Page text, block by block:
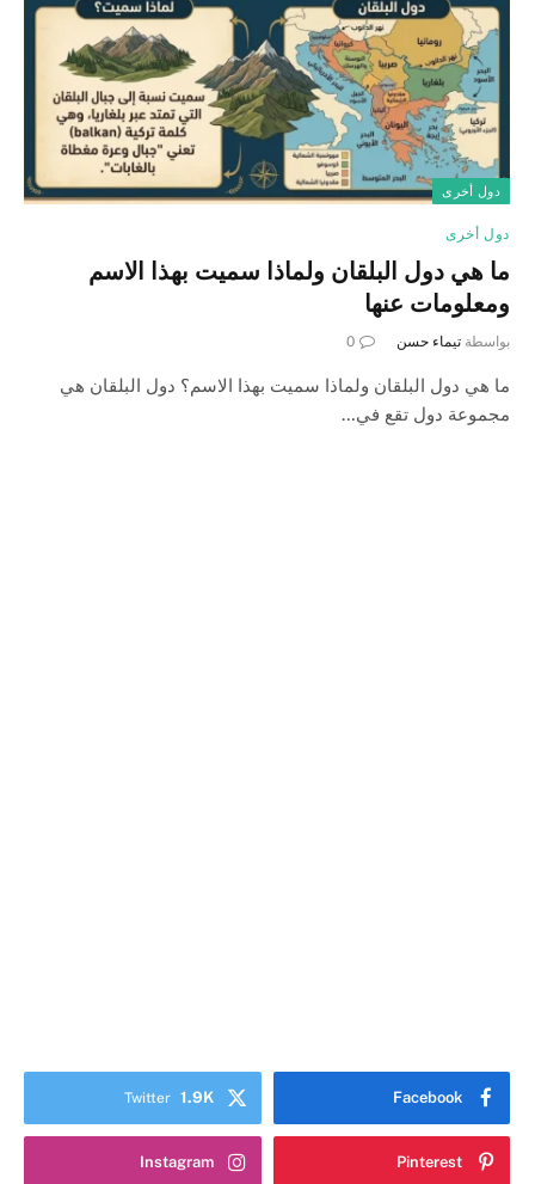
دول أخرى
دول أخرى
ما هي دول البلقان ولماذا سميت بهذا الاسم
ومعلومات عنها
بواسطة تيماء حسن 0
ما هي دول البلقان ولماذا سميت بهذا الاسم؟ دول البلقان هي
مجموعة دول تقع في…
Facebook
Twitter 1.9K
Pinterest
Instagram